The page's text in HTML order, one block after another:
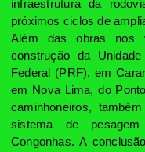
infraestrutura da
próximos ciclos de
Além das obras nos
construção da
Federal (PRF), em
em Nova Lima, do
caminhoneiros,
sistema de
Congonhas. A